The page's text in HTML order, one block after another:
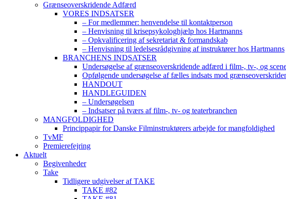
Grænseoverskridende Adfærd
VORES INDSATSER
– For medlemmer: henvendelse til kontaktperson
– Henvisning til krisepsykologhjælp hos Hartmanns
– Opkvalificering af sekretariat & formandskab
– Henvisning til ledelsesrådgivning af instruktører hos Hartmanns
BRANCHENS INDSATSER
Undersøgelse af grænseoverskridende adfærd i film-, tv-, og
Opfølgende undersøgelse af fælles indsats mod
HANDOUT
HANDLEGUIDEN
– Undersøgelsen
– Indsatser på tværs af film-, tv- og teaterbranchen
MANGFOLDIGHED
Princippapir for Danske Filminstruktørers arbejde for mangfoldighed
TvMF
Premierefejring
Aktuelt
Begivenheder
Take
Tidligere udgivelser af TAKE
TAKE #82